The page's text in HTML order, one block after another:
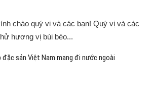
chào quý vị và các bạn! Quý vị và các
hương vị bùi béo...
đặc sản Việt Nam mang đi nước ngoài